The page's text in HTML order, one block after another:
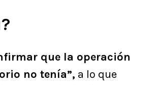
que la operación
no tenía”, a lo que